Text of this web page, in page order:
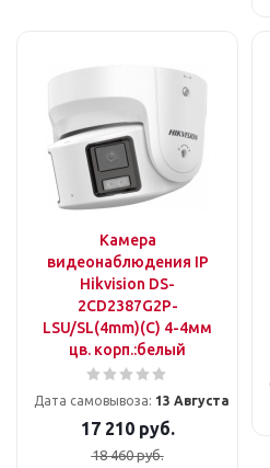
Камера
видеонаблюдения IP
Hikvision DS-
2CD2387G2P-
LSU/SL(4mm)(C) 4-4мм
цв. корп.:белый
Дата самовывоза: 13 Августа
17 210руб.
18 460руб.